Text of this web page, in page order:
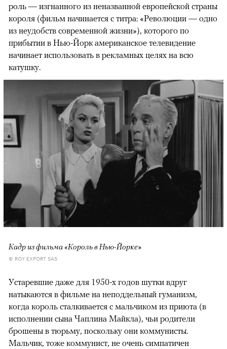
роль — изгнанного из неназванной европейской страны
короля (фильм начинается с титра: «Революции — одно
из неудобств современной жизни»), которого по
прибытии в Нью-Йорк американское телевидение
начинает использовать в рекламных целях на всю
катушку.
Кадр из фильма «Король в Нью-Йорке»
© ROY EXPORT SAS
Устаревшие даже для 1950-х годов шутки вдруг
натыкаются в фильме на неподдельный гуманизм,
когда король сталкивается с мальчиком из приюта (в
исполнении сына Чаплина Майкла), чьи родители
брошены в тюрьму, поскольку они коммунисты.
Мальчик, тоже коммунист, не очень симпатичен